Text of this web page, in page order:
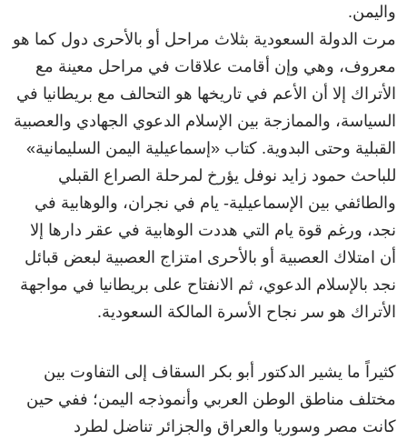
واليمن.
مرت الدولة السعودية بثلاث مراحل أو بالأحرى دول كما هو
معروف، وهي وإن أقامت علاقات في مراحل معينة مع
الأتراك إلا أن الأعم في تاريخها هو التحالف مع بريطانيا في
السياسة، والممازجة بين الإسلام الدعوي الجهادي والعصبية
القبلية وحتى البدوية. كتاب «إسماعيلية اليمن السليمانية»
للباحث حمود زايد نوفل يؤرخ لمرحلة الصراع القبلي
والطائفي بين الإسماعيلية- يام في نجران، والوهابية في
نجد، ورغم قوة يام التي هددت الوهابية في عقر دارها إلا
أن امتلاك العصبية أو بالأحرى امتزاج العصبية لبعض قبائل
نجد بالإسلام الدعوي، ثم الانفتاح على بريطانيا في مواجهة
الأتراك هو سر نجاح الأسرة المالكة السعودية.
كثيراً ما يشير الدكتور أبو بكر السقاف إلى التفاوت بين
مختلف مناطق الوطن العربي وأنموذجه اليمن؛ ففي حين
كانت مصر وسوريا والعراق والجزائر تناضل لطرد